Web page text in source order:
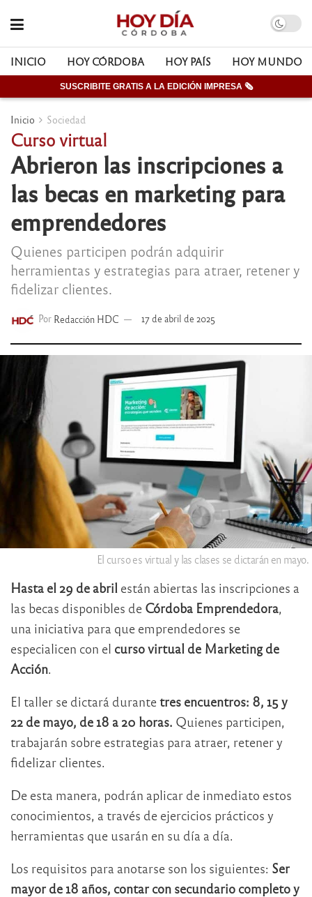
INICIO HOY CÓRDOBA HOY PAÍS HOY MUNDO
SUSCRIBITE GRATIS A LA EDICIÓN IMPRESA 🗞
Inicio Sociedad
Curso virtual
Abrieron las inscripciones a
las becas en marketing para
emprendedores
Quienes participen podrán adquirir
herramientas y estrategias para atraer, retener y
fidelizar clientes.
Por Redacción HDC 17 de abril de 2025
El curso es virtual y las clases se dictarán en mayo.
Hasta el 29 de abril están abiertas las inscripciones a
las becas disponibles de Córdoba Emprendedora,
una iniciativa para que emprendedores se
especialicen con el curso virtual de Marketing de
Acción.
El taller se dictará durantetres encuentros: 8, 15 y
22 de mayo, de 18 a 20 horas. Quienes participen,
trabajarán sobre estrategias para atraer, retener y
fidelizar clientes.
De esta manera, podrán aplicar de inmediato estos
conocimientos, a través de ejercicios prácticos y
herramientas que usarán en su día a día.
Los requisitos para anotarse son los siguientes: Ser
mayor de 18 años, contar con secundario completo y